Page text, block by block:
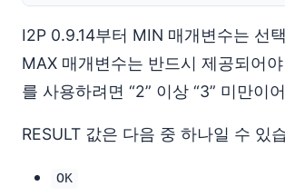
I2P 0.9.14부터 MIN 매개변수는 선
MAX 매개변수는 반드시 제공되어
를 사용하려면 “2” 이상 “3” 미만이
RESULT 값은 다음 중 하나일 수 있
OK